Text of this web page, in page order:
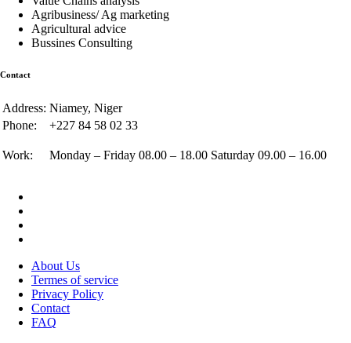
Agribusiness/ Ag marketing
Agricultural advice
Bussines Consulting
Contact
Address: Niamey, Niger
Phone:
+227 84 58 02 33
Work: Monday – Friday 08.00 – 18.00 Saturday 09.00 – 16.00
About Us
Termes of service
Privacy Policy
Contact
FAQ